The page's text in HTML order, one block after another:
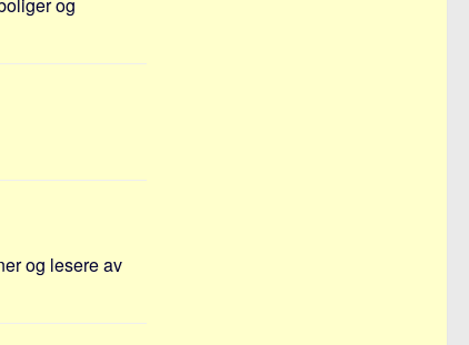
og lesere av